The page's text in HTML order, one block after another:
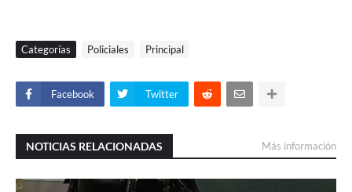
Categorías Policiales Principal
Facebook Twitter
NOTICIAS RELACIONADAS Más información